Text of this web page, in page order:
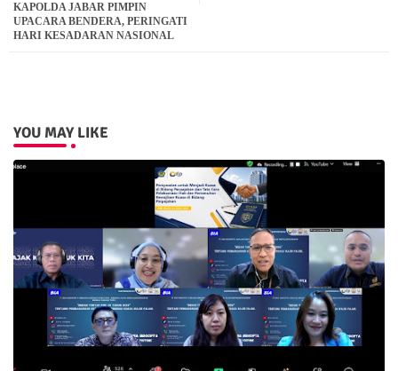
KAPOLDA JABAR PIMPIN
UPACARA BENDERA, PERINGATI
HARI KESADARAN NASIONAL
YOU MAY LIKE